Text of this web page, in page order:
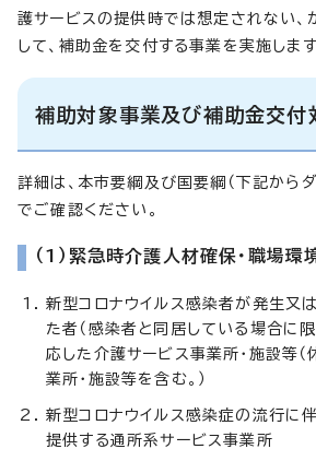
護サービスの提供時では想定されない、
して、補助金を交付する事業を実施します
補助対象事業及び補助金交付
詳細は、本市要綱及び国要綱（下記から
でご確認ください。
（1）緊急時介護人材確保・職場
新型コロナウイルス感染者が発生又
た者（感染者と同居している場合に限
応した介護サービス事業所・施設等
業所・施設等を含む。）
新型コロナウイルス感染症の流行に
提供する通所系サービス事業所